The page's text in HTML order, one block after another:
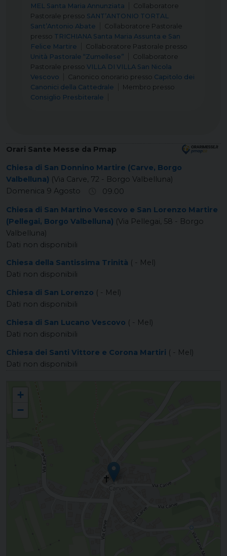
MEL Santa Maria Annunziata
Collaboratore
Pastorale presso SANT’ANTONIO TORTAL
Sant’Antonio Abate
Collaboratore Pastorale
presso TRICHIANA Santa Maria Assunta e San
Felice Martire
Collaboratore Pastorale presso
Unità Pastorale “Zumellese”
Collaboratore
Pastorale presso VILLA DI VILLA San Nicola
Vescovo
Canonico onorario presso Capitolo dei
Canonici della Cattedrale
Membro presso
Consiglio Presbiterale
Orari Sante Messe da Pmap
Chiesa di San Donnino Martire (Carve, Borgo
Valbelluna) (Via Carve, 72 - Borgo Valbelluna)
Domenica 9 Agosto
09.00
Chiesa di San Martino Vescovo e San Lorenzo Martire
(Pellegai, Borgo Valbelluna) (Via Pellegai, 58 - Borgo
Valbelluna)
Dati non disponibili
Chiesa della Santissima Trinità ( - Mel)
Dati non disponibili
Chiesa di San Lorenzo ( - Mel)
Dati non disponibili
Chiesa di San Lucano Vescovo ( - Mel)
Dati non disponibili
Chiesa dei Santi Vittore e Corona Martiri ( - Mel)
Dati non disponibili
CARVE - PELLEGAI San Donnino Martire
+
−